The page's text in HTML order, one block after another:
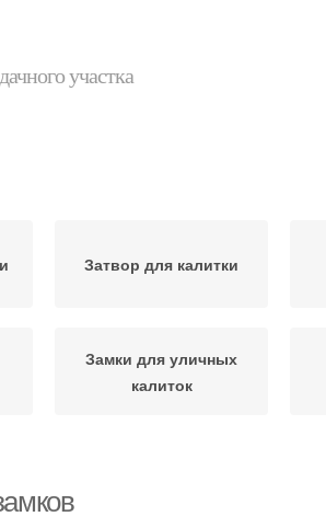
участка
Затвор для калитки
Замки для уличных
калиток